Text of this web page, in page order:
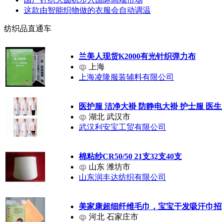
这款由智能织物做的衣服会自动调温
纺织品直通车
兰美人现货K2000有光针织弹力布
上海
上海凌隆服装辅料有限公司
医护服 洁净大褂 防静电大褂 护士服 医
湖北 武汉市
武汉利安宝工贸有限公司
棉粘纱CR50/50 21支32支40支
山东 潍坊市
山东润丰达纺织有限公司
美家康超细纤维毛巾，宝宝干发吸汗巾
河北 石家庄市